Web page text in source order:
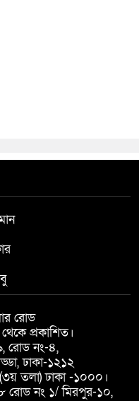
রোড
প্রকাশিত।
রোড নং-৪,
ঢাকা-১২১২
তলা) ঢাকা -১০০০।
৮ রোড নং ১/ মিরপুর-১০,